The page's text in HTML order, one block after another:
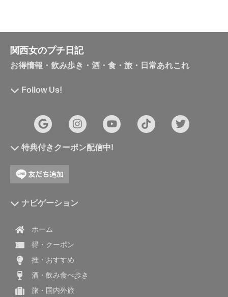
関西女のプチ日記
お得情報・飲み歩き・酒・食・旅・日常あれこれ
Follow Us!
特典付きクーポン配信中!
ナビゲーション
ホーム
得・クーポン
推・おすすめ
酒・飲み食べ歩き
旅・国内外旅